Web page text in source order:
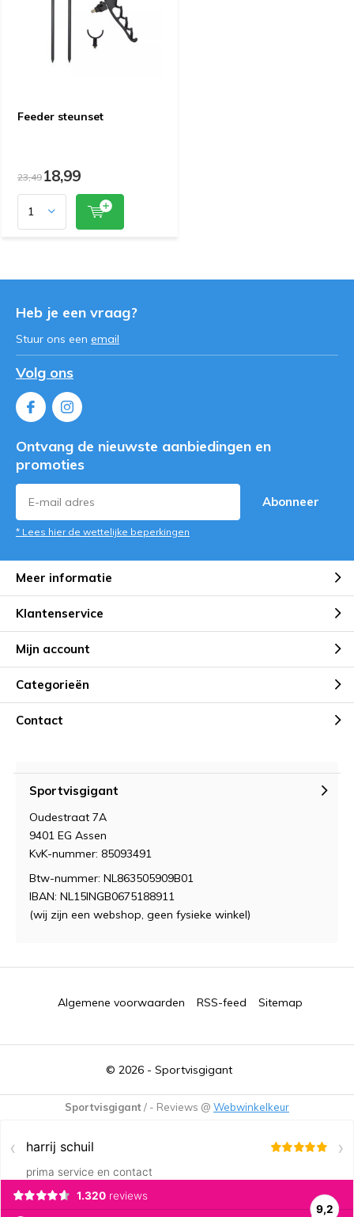
Feeder steunset
23,4918,99
Heb je een vraag?
Stuur ons een email
Volg ons
Ontvang de nieuwste aanbiedingen en
promoties
Abonneer
* Lees hier de wettelijke beperkingen
Meer informatie
Klantenservice
Mijn account
Categorieën
Contact
Sportvisgigant
Oudestraat 7A
9401 EG Assen
KvK-nummer: 85093491
Btw-nummer: NL863505909B01
IBAN: NL15INGB0675188911
(wij zijn een webshop, geen fysieke winkel)
© 2026 - Sportvisgigant
Algemene voorwaarden RSS-feed Sitemap
Sportvisgigant/ - Reviews @ Webwinkelkeur